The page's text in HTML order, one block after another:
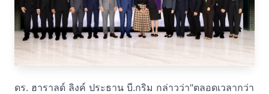
ดร. ฮาราลด์ ลิงค์ ประธาน บี.กริม กล่าวว่า"ตลอดเวลากว่า